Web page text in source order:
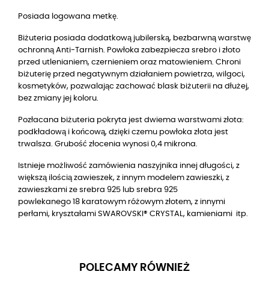
Posiada logowana metkę.
Biżuteria posiada dodatkową jubilerską, bezbarwną warstwę
ochronną Anti-Tarnish. Powłoka zabezpiecza srebro i złoto
przed utlenianiem, czernieniem oraz matowieniem. Chroni
biżuterię przed negatywnym działaniem powietrza, wilgoci,
kosmetyków, pozwalając zachować blask biżuterii na dłużej,
bez zmiany jej koloru.
Pozłacana biżuteria pokryta jest dwiema warstwami złota:
podkładową i końcową, dzięki czemu powłoka złota jest
trwalsza. Grubość złocenia wynosi 0,4 mikrona.
Istnieje możliwość zamówienia naszyjnika innej długości, z
większą ilością zawieszek, z innym modelem zawieszki, z
zawieszkami ze srebra 925 lub srebra 925
powlekanego 18 karatowym różowym złotem, z innymi
perłami, kryształami SWAROVSKI® CRYSTAL, kamieniami itp.
POLECAMY RÓWNIEŻ